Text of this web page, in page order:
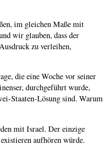
im gleichen Maße mit
wir glauben, dass der
zu verleihen,
die eine Woche vor seiner
durchgeführt wurde,
Staaten-Lösung sind. Warum
mit Israel. Der einzige
aufhören würde.